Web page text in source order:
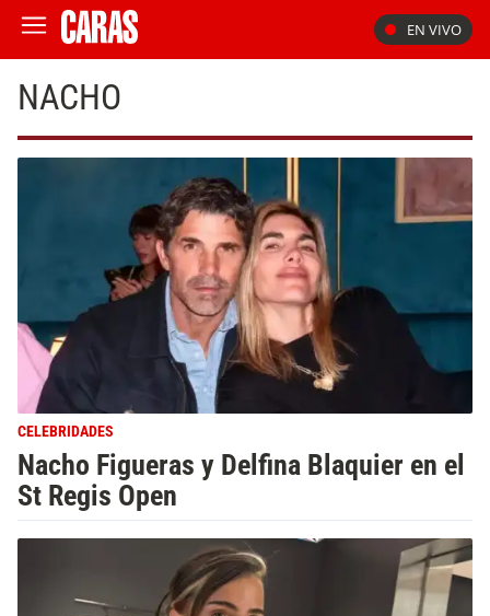
EN VIVO
NACHO
CELEBRIDADES
Nacho Figueras y Delfina Blaquier en el
St Regis Open